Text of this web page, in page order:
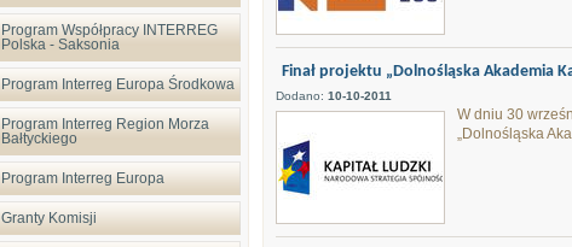
Program Współpracy INTERREG
Polska - Saksonia
Program Interreg Europa Środkowa
Program Interreg Region Morza
Bałtyckiego
Program Interreg Europa
Granty Komisji
Finał projektu „Dolnośląska Akademia
Dodano: 10-10-2011
W dniu 30
„Dolnośląska